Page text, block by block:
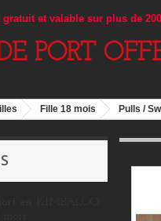
et valable sur plus de
PORT
Fille 18 mois Pulls /